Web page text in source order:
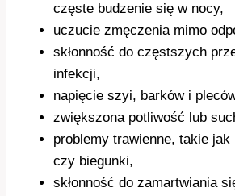
częste budzenie się w nocy,
uczucie zmęczenia mimo
skłonność do częstszych
infekcji,
napięcie szyi, barków i
zwiększona potliwość lub
problemy trawienne, takie jak
czy biegunki,
skłonność do zamartwiania